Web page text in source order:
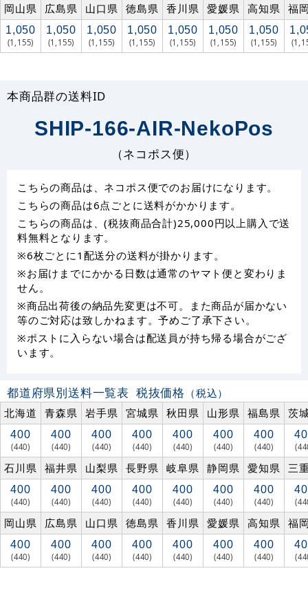
岡山県 広島県 山口県 徳島県 香川県 愛媛県 高知県 福
1,050
(1,155)
1,050
(1,155)
1,050
(1,155)
1,050
(1,155)
1,050
(1,155)
1,050
(1,155)
1,050
(1,155)
本商品群の送料ID
SHIP-166-AIR-NekoPos
（ネコポス便）
こちらの商品は、ネコポス便でのお届けになります。
こちらの商品は6点ごとに送料がかかります。
こちらの商品は、(税抜商品合計)25,000円以上購入で送
料無料となります。
※6枚ごとに1配送分の送料が掛かります。
※お届けまでにかかる日数は通常のヤマト便と変わりま
せん。
※商品出荷後の納品先変更は不可。また商品が届かない
等のご対応は致しかねます。予めご了承下さい。
※ポストに入らない場合は配送員が持ち帰る場合がござ
います。
都道府県別送料一覧表 税抜価格 （税込）
北海道
青森県 岩手県 宮城県 秋田県 山形県 福島県 茨
400
(440)
400
(440)
400
(440)
400
(440)
400
(440)
400
(440)
400
(440)
石川県 福井県 山梨県 長野県 岐阜県 静岡県 愛知県 三
400
(440)
400
(440)
400
(440)
400
(440)
400
(440)
400
(440)
400
(440)
岡山県 広島県 山口県 徳島県 香川県 愛媛県 高知県 福
400
(440)
400
(440)
400
(440)
400
(440)
400
(440)
400
(440)
400
(440)